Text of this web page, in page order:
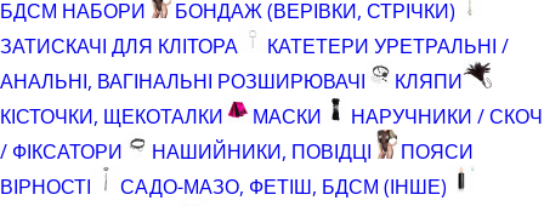
БДСМ НАБОРИ
БОНДАЖ (ВЕРІВКИ, СТРІЧКИ)
ЗАТИСКАЧІ ДЛЯ КЛІТОРА
КАТЕТЕРИ УРЕТРАЛЬНІ /
АНАЛЬНІ, ВАГІНАЛЬНІ РОЗШИРЮВАЧІ
КЛЯПИ
КІСТОЧКИ, ЩЕКОТАЛКИ
МАСКИ
НАРУЧНИКИ / СКОЧ
/ ФІКСАТОРИ
НАШИЙНИКИ, ПОВІДЦІ
ПОЯСИ
ВІРНОСТІ
САДО-МАЗО, ФЕТІШ, БДСМ (ІНШЕ)